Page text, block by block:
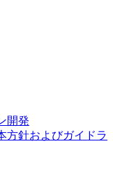
開発
方針およびガイドラ